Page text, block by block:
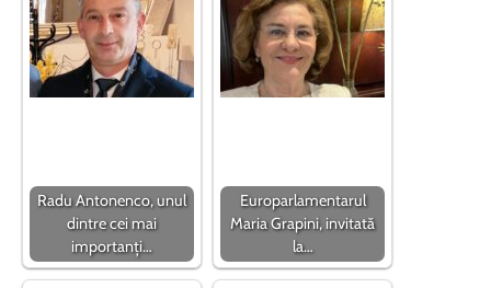
Radu Antonenco, unul
dintre cei mai
importanți…
Europarlamentarul
Maria Grapini, invitată
la…